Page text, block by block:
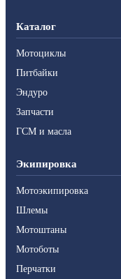
Каталог
Мотоциклы
Питбайки
Эндуро
Запчасти
ГСМ и масла
Экипировка
Мотоэкипировка
Шлемы
Мотоштаны
Мотоботы
Перчатки